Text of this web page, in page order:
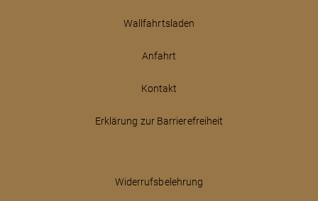
Wallfahrtsladen
Anfahrt
Kontakt
Erklärung zur Barrierefreiheit
Widerrufsbelehrung